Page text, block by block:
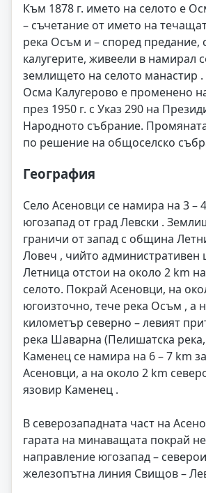
Към 1878 г. името на селото е
– съчетание от името на
река Осъм и – според предание,
калугерите, живеели в намирал
землището на селото манастир
Осма Калугерово е променено
през 1950 г. с Указ 290 на
Народното събрание.
по решение на общоселско
География
Село Асеновци се намира на 3 –
югозапад от град Левски .
граничи от запад с община
Ловеч , чийто административен
Летница отстои на около 2 km
селото. Покрай Асеновци, на
югоизточно, тече река Осъм , а
километър северно – левият
река Шаварна (Пелишатска
Каменец се намира на 6 – 7 km
Асеновци, а на около 2 km
язовир Каменец .
В северозападната част на
гарата на минаващата покрай
направление югозапад –
железопътна линия Свищов –